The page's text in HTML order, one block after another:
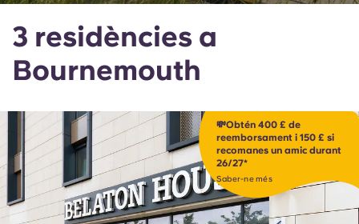
Deutsch
French
Portuguese
3 residències a
Bournemouth
💸Obtén 400 £ de
reemborsament i 150 £ si
recomanes un amic durant
26/27*
Saber-ne més